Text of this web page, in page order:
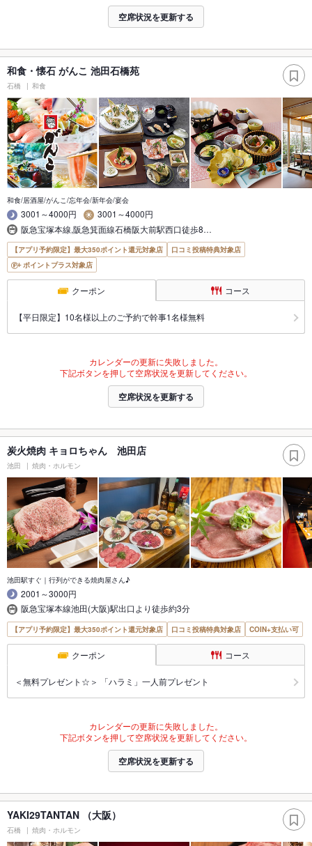
空席状況を更新する
和食・懐石 がんこ 池田石橋苑
石橋 和食
和食/居酒屋/がんこ/忘年会/新年会/宴会
3001～4000円
3001～4000円
阪急宝塚本線,阪急箕面線石橋阪大前駅西口徒歩8…
【アプリ予約限定】最大350ポイント還元対象店
口コミ投稿特典対象店
ポイントプラス対象店
クーポン コース
【平日限定】10名様以上のご予約で幹事1名様無料
カレンダーの更新に失敗しました。
下記ボタンを押して空席状況を更新してください。
空席状況を更新する
炭火焼肉 キョロちゃん 池田店
池田 焼肉・ホルモン
池田駅すぐ｜行列ができる焼肉屋さん♪
2001～3000円
阪急宝塚本線池田(大阪)駅出口より徒歩約3分
【アプリ予約限定】最大350ポイント還元対象店 口コミ投稿特典対象店 COIN+支払い可
クーポン コース
＜無料プレゼント☆＞ 「ハラミ」一人前プレゼント
カレンダーの更新に失敗しました。
下記ボタンを押して空席状況を更新してください。
空席状況を更新する
YAKI29TANTAN （大阪）
石橋 焼肉・ホルモン